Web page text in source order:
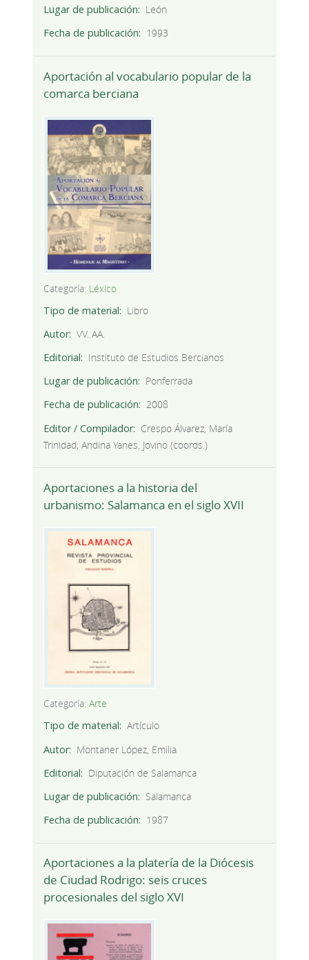
Lugar de publicación
León
Fecha de publicación
1993
Aportación al vocabulario popular de la
comarca berciana
Categoría: Léxico
Tipo de material
Libro
Autor
VV. AA.
Editorial
Instituto de Estudios Bercianos
Lugar de publicación
Ponferrada
Fecha de publicación
2008
Editor / Compilador
Crespo Álvarez, María
Trinidad; Andina Yanes, Jovino (coords.)
Aportaciones a la historia del
urbanismo: Salamanca en el siglo XVII
Categoría: Arte
Tipo de material
Artículo
Autor
Montaner López, Emilia
Editorial
Diputación de Salamanca
Lugar de publicación
Salamanca
Fecha de publicación
1987
Aportaciones a la platería de la Diócesis
de Ciudad Rodrigo: seis cruces
procesionales del siglo XVI